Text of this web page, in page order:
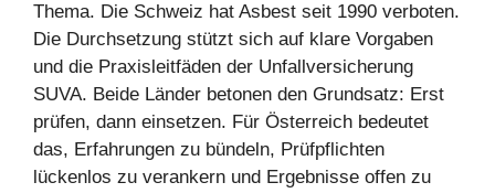
Thema. Die Schweiz hat Asbest seit 1990 verboten.
Die Durchsetzung stützt sich auf klare Vorgaben
und die Praxisleitfäden der Unfallversicherung
SUVA. Beide Länder betonen den Grundsatz: Erst
prüfen, dann einsetzen. Für Österreich bedeutet
das, Erfahrungen zu bündeln, Prüfpflichten
lückenlos zu verankern und Ergebnisse offen zu